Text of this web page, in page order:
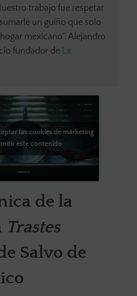
trabajo fue respetar
un guiño que solo
mexicano”. Alejandro
fundador de La
las cookies de márketing
este contenido
de la
Trastes
Salvo de